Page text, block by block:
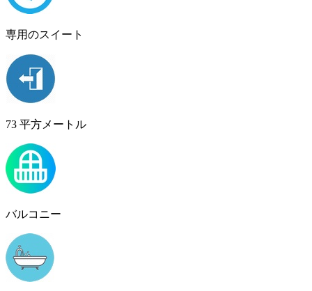
専用のスイート
73 平方メートル
バルコニー